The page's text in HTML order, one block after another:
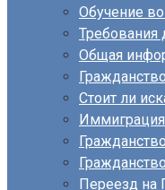
Обучение
Требования
Общая
Стоит ли
Переезд